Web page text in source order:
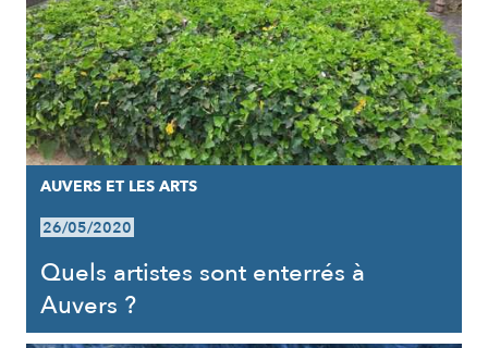
AUVERS ET LES ARTS
26/05/2020
Quels artistes sont enterrés à
Auvers ?